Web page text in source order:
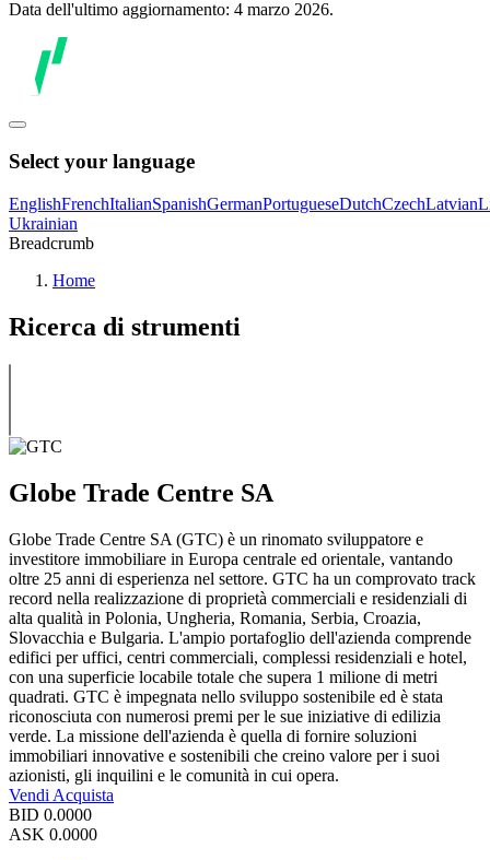
Data dell'ultimo aggiornamento: 4 marzo 2026.
Select your language
EnglishFrenchItalianSpanishGermanPortugueseDutchCzechLatvian
Ukrainian
Breadcrumb
Home
Ricerca di strumenti
Globe Trade Centre SA
Globe Trade Centre SA (GTC) è un rinomato sviluppatore e
investitore immobiliare in Europa centrale ed orientale, vantando
oltre 25 anni di esperienza nel settore. GTC ha un comprovato track
record nella realizzazione di proprietà commerciali e residenziali di
alta qualità in Polonia, Ungheria, Romania, Serbia, Croazia,
Slovacchia e Bulgaria. L'ampio portafoglio dell'azienda comprende
edifici per uffici, centri commerciali, complessi residenziali e hotel,
con una superficie locabile totale che supera 1 milione di metri
quadrati. GTC è impegnata nello sviluppo sostenibile ed è stata
riconosciuta con numerosi premi per le sue iniziative di edilizia
verde. La missione dell'azienda è quella di fornire soluzioni
immobiliari innovative e sostenibili che creino valore per i suoi
azionisti, gli inquilini e le comunità in cui opera.
Vendi Acquista
BID 0.0000
ASK 0.0000